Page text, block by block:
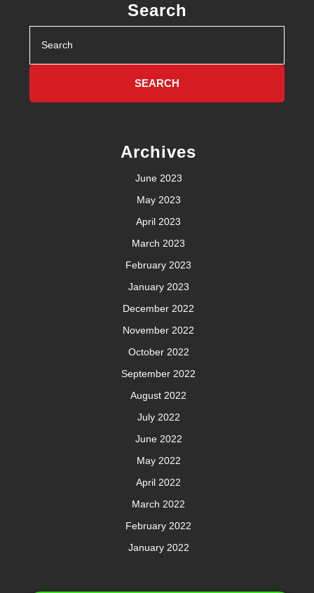
Search
for:
Archives
June 2023
May 2023
April 2023
March 2023
February 2023
January 2023
December 2022
November 2022
October 2022
September 2022
August 2022
July 2022
June 2022
May 2022
April 2022
March 2022
February 2022
January 2022